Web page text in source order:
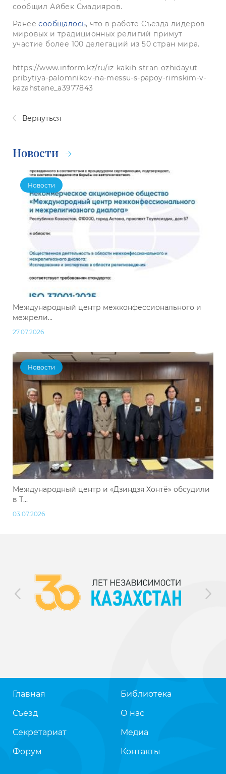
сообщил Айбек Смадияров.
Ранее сообщалось, что в работе Съезда лидеров
мировых и традиционных религий примут
участие более 100 делегаций из 50 стран мира.
https://www.inform.kz/ru/iz-kakih-stran-ozhidayut-
pribytiya-palomnikov-na-messu-s-papoy-rimskim-v-
kazahstane_a3977843
Вернуться
Новости
Новости
Международный центр межконфессионального и
межрели...
27.07.2026
Новости
Международный центр и «Дзиндзя Хонтё» обсудили
в Т...
03.07.2026
Главная
Съезд
Секретариат
Форум
Библиотека
О нас
Медиа
Контакты